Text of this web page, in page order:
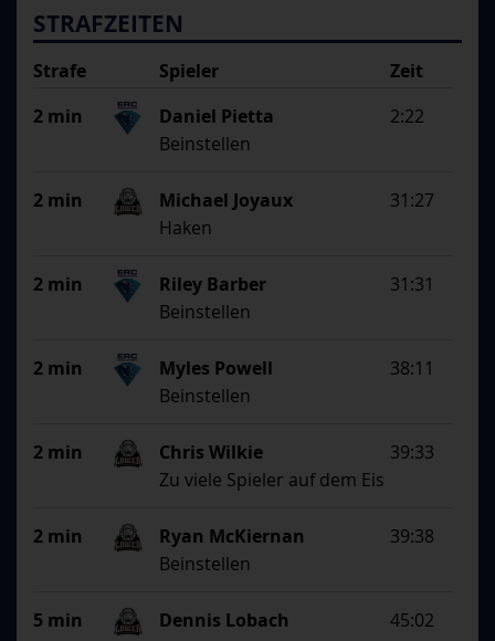
STRAFZEITEN
Strafe Zeit
Spieler
Begründung
2 min 2:22
Daniel Pietta
Beinstellen
2 min 31:27
Michael Joyaux
Haken
2 min 31:31
Riley Barber
Beinstellen
2 min 38:11
Myles Powell
Beinstellen
2 min 39:33
Chris Wilkie
Zu viele Spieler auf dem Eis
2 min 39:38
Ryan McKiernan
Beinstellen
5 min 45:02
Dennis Lobach